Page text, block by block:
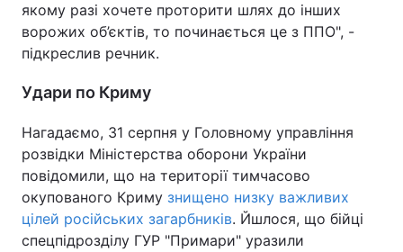
якому разі хочете проторити шлях до інших
ворожих об’єктів, то починається це з ППО", -
підкреслив речник.
Удари по Криму
Нагадаємо, 31 серпня у Головному управління
розвідки Міністерства оборони України
повідомили, що на території тимчасово
окупованого Криму знищено низку важливих
цілей російських загарбників. Йшлося, що бійці
спецпідрозділу ГУР "Примари" уразили